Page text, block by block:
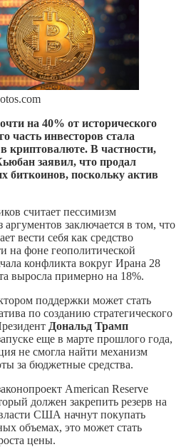
на 40% от исторического
часть инвесторов стала
криптовалюте. В частности,
заявил, что продал
биткоинов, поскольку актив
считает пессимизм
заключается в том, что
вести себя как средство
на фоне геополитической
конфликта вокруг Ирана 28
выросла примерно на 18%.
поддержки может стать
по созданию стратегического
Дональд Трамп
еще в марте прошлого года,
не смогла найти механизм
за бюджетные средства.
American Reserve
должен закрепить резерв на
США начнут покупать
объемах, это может стать
цены.